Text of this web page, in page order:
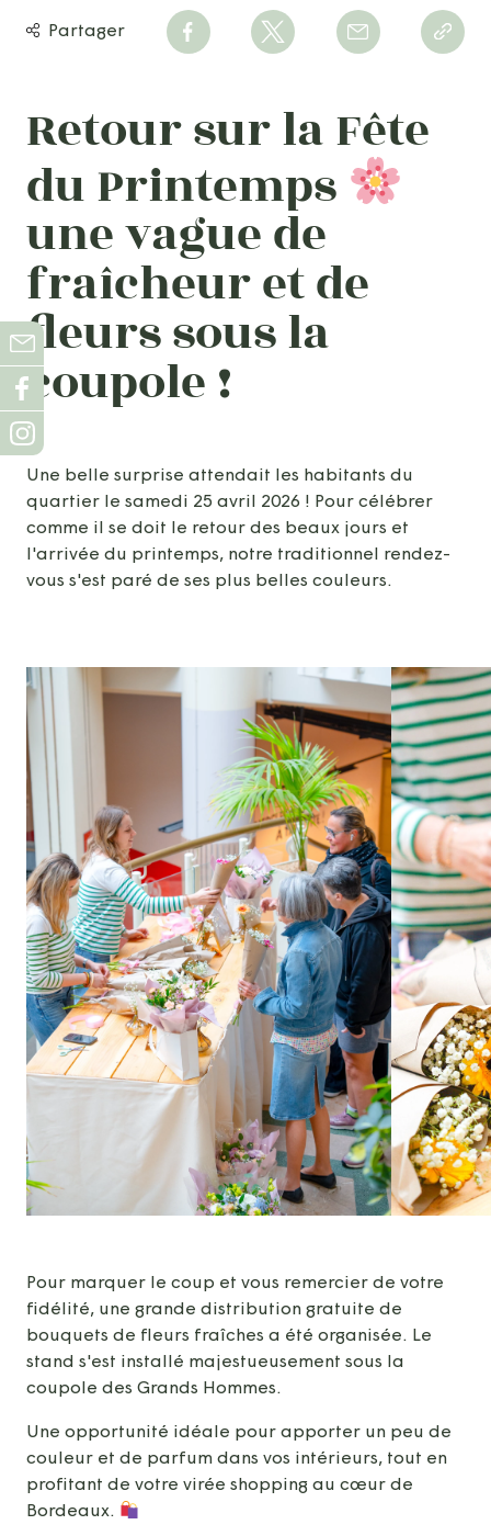
Partager
Retour sur la Fête
du Printemps
une vague de
fraîcheur et de
fleurs sous la
coupole !
Une belle surprise attendait les habitants du
quartier le samedi 25 avril 2026 ! Pour célébrer
comme il se doit le retour des beaux jours et
l'arrivée du printemps, notre traditionnel rendez-
vous s'est paré de ses plus belles couleurs.
Pour marquer le coup et vous remercier de votre
fidélité, une grande distribution gratuite de
bouquets de fleurs fraîches a été organisée. Le
stand s'est installé majestueusement sous la
coupole des Grands Hommes.
Une opportunité idéale pour apporter un peu de
couleur et de parfum dans vos intérieurs, tout en
profitant de votre virée shopping au cœur de
Bordeaux.